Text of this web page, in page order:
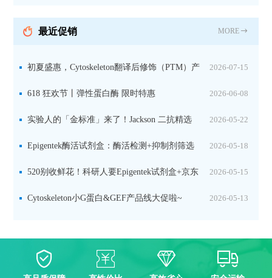
最近促销 MORE
2026-07-15
初夏盛惠，Cytoskeleton翻译后修饰（PTM）产
品线放价啦！ 2026-06-08
618 狂欢节丨弹性蛋白酶 限时特惠
2026-05-22
实验人的「金标准」来了！Jackson 二抗精选
限时一口价，手慢无！ 2026-05-18
Epigentek酶活试剂盒：酶活检测+抑制剂筛选
双赋能，下单即赠京东卡 2026-05-15
520别收鲜花！科研人要Epigentek试剂盒+京东
卡！ 2026-05-13
Cytoskeleton小G蛋白&GEF产品线大促啦~